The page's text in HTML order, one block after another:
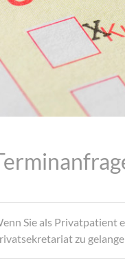
Sie als Privatpatient
zu